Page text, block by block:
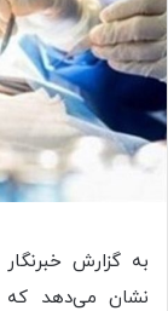
به گزارش
نشان می‌دهد که